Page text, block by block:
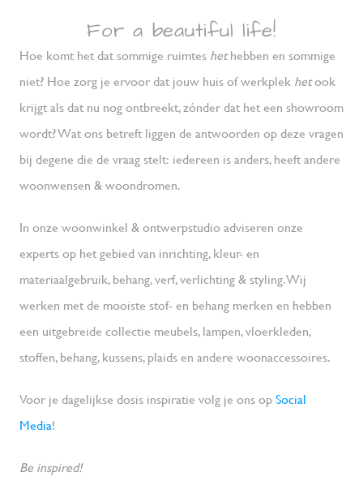
For a beautiful life!
Hoe komt het dat sommige ruimtes het hebben en sommige
niet? Hoe zorg je ervoor dat jouw huis of werkplek het ook
krijgt als dat nu nog ontbreekt, zónder dat het een showroom
wordt? Wat ons betreft liggen de antwoorden op deze vragen
bij degene die de vraag stelt: iedereen is anders, heeft andere
woonwensen & woondromen.
In onze woonwinkel & ontwerpstudio adviseren onze
experts op het gebied van inrichting, kleur- en
materiaalgebruik, behang, verf, verlichting & styling. Wij
werken met de mooiste stof- en behang merken en hebben
een uitgebreide collectie meubels, lampen, vloerkleden,
stoffen, behang, kussens, plaids en andere woonaccessoires.
Voor je dagelijkse dosis inspiratie volg je ons op Social
Media!
Be inspired!